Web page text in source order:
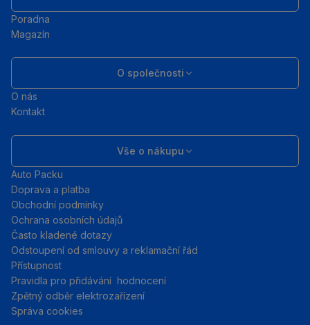
Poradna
Magazín
O společnosti
O nás
Kontakt
Vše o nákupu
Auto Packu
Doprava a platba
Obchodní podmínky
Ochrana osobních údajů
Často kladené dotazy
Odstoupení od smlouvy a reklamační řád
Přístupnost
Pravidla pro přidávání hodnocení
Zpětný odběr elektrozařízení
Správa cookies